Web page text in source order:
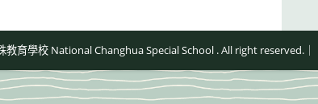
育學校 National Changhua Special School . All right reserved.｜